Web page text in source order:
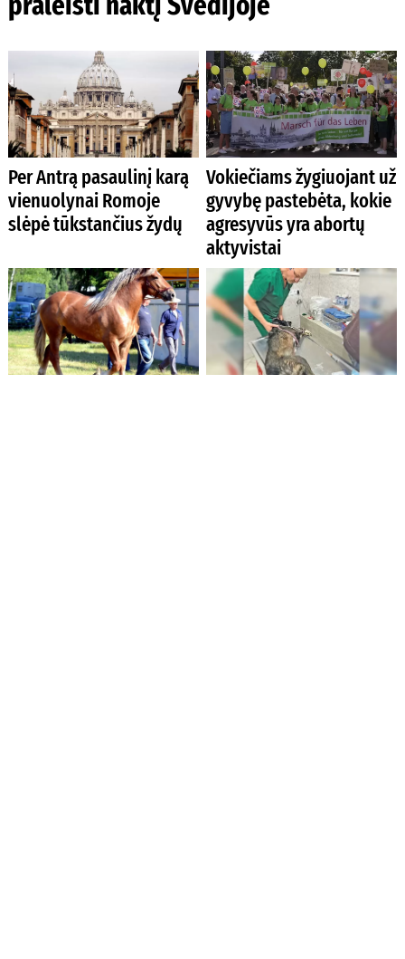
Per Antrą pasaulinį karą
vienuolynai Romoje
slėpė tūkstančius žydų
Vokiečiams žygiuojant už
gyvybę pastebėta, kokie
agresyvūs yra abortų
aktyvistai